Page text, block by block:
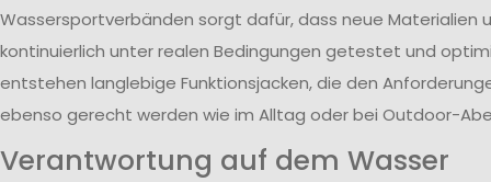
Wassersportverbänden sorgt dafür, dass neue Materialien
kontinuierlich unter realen Bedingungen getestet und
entstehen langlebige Funktionsjacken, die den
ebenso gerecht werden wie im Alltag oder bei Outdoor-
Verantwortung auf dem Wasser